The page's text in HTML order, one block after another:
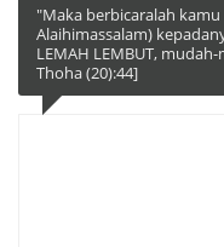
"Maka berbicaralah
Alaihimassalam)
LEMAH LEMBUT,
Thoha (20):44]